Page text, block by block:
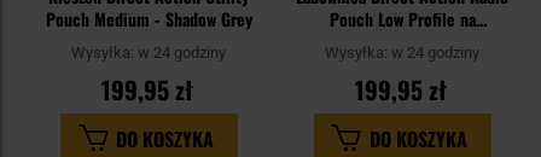
Pouch Medium - Shadow Grey
Wysyłka: w 24 godziny
199,95 zł
DO KOSZYKA
Pouch Low Profile na
radiotelefon - Shadow Grey
Wysyłka: w 24 godziny
199,95 zł
DO KOSZYKA